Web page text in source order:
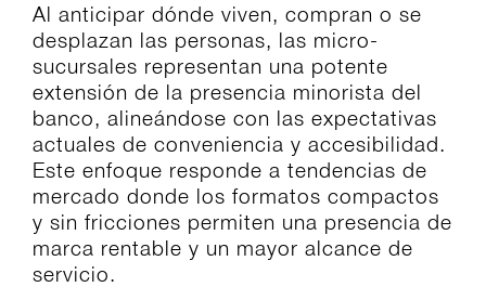
Al anticipar dónde viven, compran o se
desplazan las personas, las micro-
sucursales representan una potente
extensión de la presencia minorista del
banco, alineándose con las expectativas
actuales de conveniencia y accesibilidad.
Este enfoque responde a tendencias de
mercado donde los formatos compactos
y sin fricciones permiten una presencia de
marca rentable y un mayor alcance de
servicio.